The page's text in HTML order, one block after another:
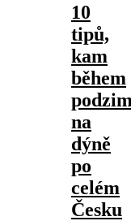
10
tipů,
kam
během
na
dýně
po
celém
Česku